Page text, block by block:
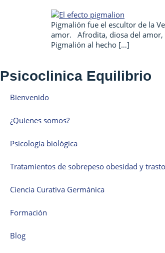
Pigmalión fue el escultor de la
amor. Afrodita, diosa del amor,
Pigmalión al hecho […]
Psicoclinica Equilibrio
Bienvenido
¿Quienes somos?
Psicología biológica
Tratamientos de sobrepeso obesidad y
Ciencia Curativa Germánica
Formación
Blog